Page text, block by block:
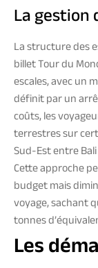
La gestion
La structure des
billet Tour du
escales, avec un
définit par un
coûts, les
terrestres sur
Sud-Est entre
Cette approche
budget mais
voyage, sachant
tonnes
Les